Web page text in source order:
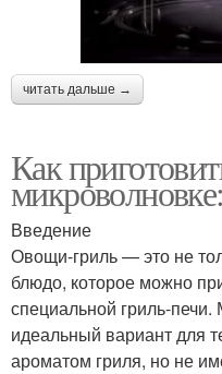
читать дальше →
Как
Введение
Овощи-гриль — это не
блюдо, которое можно
специальной гриль-
идеальный вариант для
ароматом гриля, но не